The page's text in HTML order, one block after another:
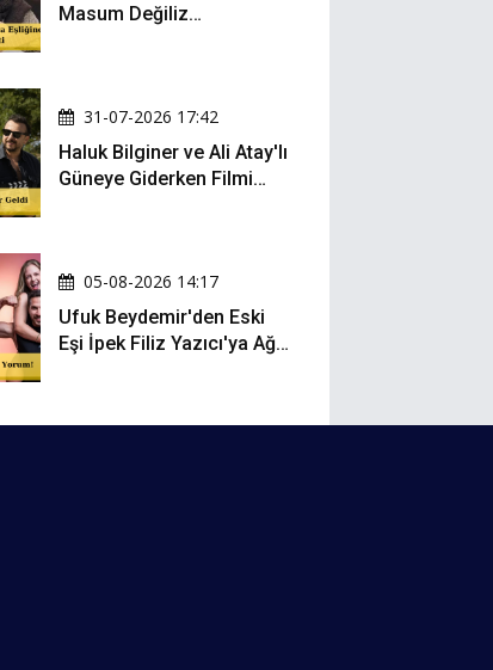
Masum Değiliz
31-07-2026 17:42
Haluk Bilginer ve Ali Atay'lı
Güneye Giderken Filmi
05-08-2026 14:17
Ufuk Beydemir'den Eski
Eşi İpek Filiz Yazıcı'ya Ağır